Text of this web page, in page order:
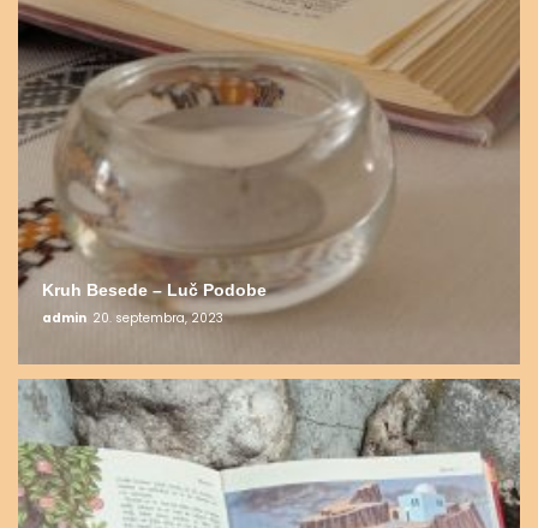
Kruh Besede – Luč Podobe
admin 20. septembra, 2023